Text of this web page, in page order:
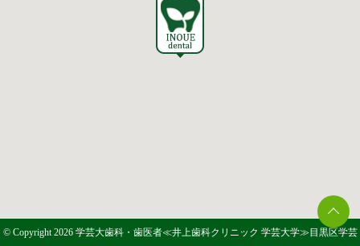
© Copyright 2026 学芸大歯科・歯医者≪井上歯科クリニック 学芸大学≫目黒区学芸